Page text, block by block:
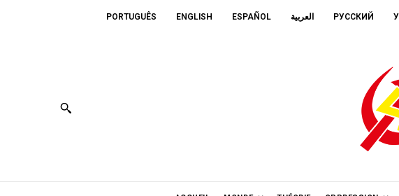
PORTUGUÊS ENGLISH ESPAÑOL العربية РУССКИЙ